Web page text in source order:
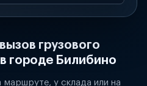
грузового
городе Билибино
маршруте, у склада или на